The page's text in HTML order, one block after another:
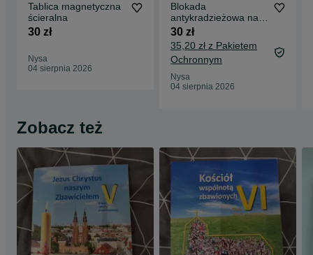
Tablica magnetyczna
ścieralna
30 zł
Nysa
04 sierpnia 2026
Blokada
antykradzieżowa na
koło rowerowe
30 zł
35,20 zł z Pakietem
Ochronnym
Nysa
04 sierpnia 2026
Zobacz też